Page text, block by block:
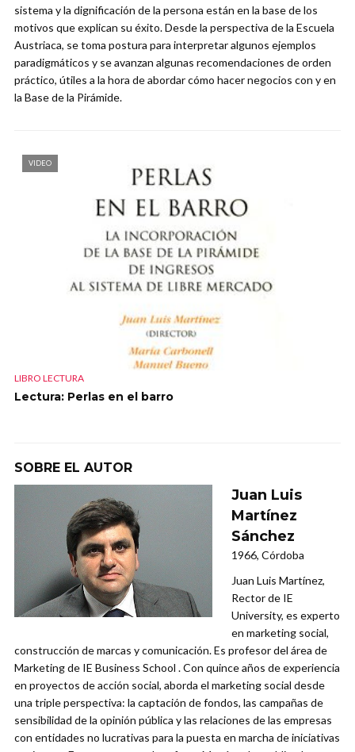
sistema y la dignificación de la persona están en la base de los
motivos que explican su éxito. Desde la perspectiva de la Escuela
Austriaca, se toma postura para interpretar algunos ejemplos
paradigmáticos y se avanzan algunas recomendaciones de orden
práctico, útiles a la hora de abordar cómo hacer negocios con y en
la Base de la Pirámide.
VIDEO
LIBRO LECTURA
Lectura: Perlas en el barro
SOBRE EL AUTOR
Juan Luis
Martínez
Sánchez
1966, Córdoba
Juan Luis Martínez,
Rector de IE
University, es experto
en marketing social,
construcción de marcas y comunicación. Es profesor del área de
Marketing de IE Business School . Con quince años de experiencia
en proyectos de acción social, aborda el marketing social desde
una triple perspectiva: la captación de fondos, las campañas de
sensibilidad de la opinión pública y las relaciones de las empresas
con entidades no lucrativas para la puesta en marcha de iniciativas